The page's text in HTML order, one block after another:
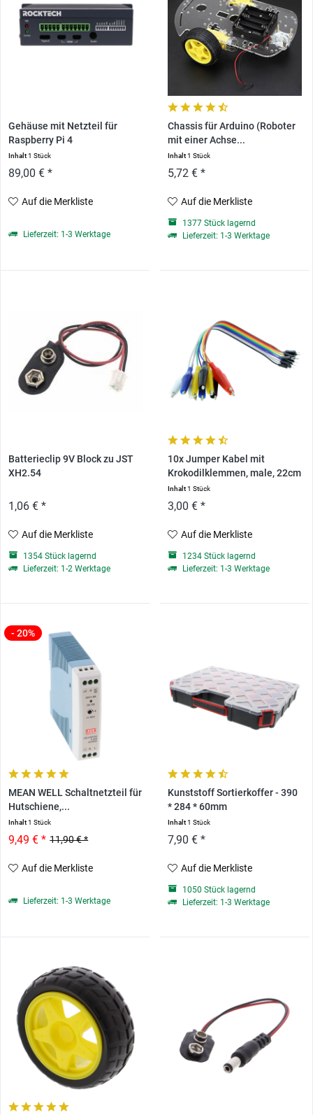
Gehäuse mit Netzteil für
Raspberry Pi 4
Inhalt1 Stück
89,00 € *
Auf die Merkliste
Lieferzeit: 1-3 Werktage
Chassis für Arduino (Roboter
mit einer Achse...
Inhalt1 Stück
5,72 € *
Auf die Merkliste
1377 Stück lagernd
Lieferzeit: 1-3 Werktage
Batterieclip 9V Block zu JST
XH2.54
1,06 € *
Auf die Merkliste
1354 Stück lagernd
Lieferzeit: 1-2 Werktage
10x Jumper Kabel mit
Krokodilklemmen, male, 22cm
Inhalt1 Stück
3,00 € *
Auf die Merkliste
1234 Stück lagernd
Lieferzeit: 1-3 Werktage
- 20%
MEAN WELL Schaltnetzteil für
Hutschiene,...
Inhalt1 Stück
11,90 € *
9,49 € *
Auf die Merkliste
Lieferzeit: 1-3 Werktage
Kunststoff Sortierkoffer - 390
* 284 * 60mm
Inhalt1 Stück
7,90 € *
Auf die Merkliste
1050 Stück lagernd
Lieferzeit: 1-3 Werktage